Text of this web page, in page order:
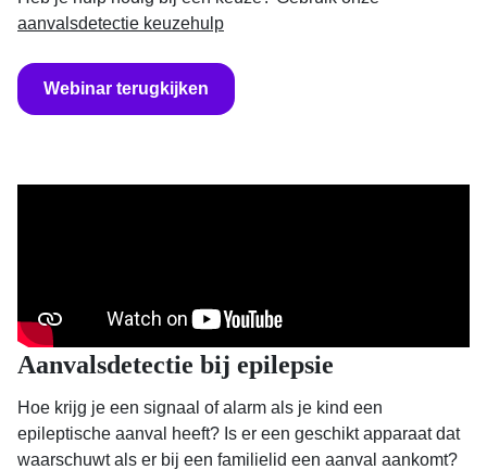
aanvalsdetectie keuzehulp
Webinar terugkijken
Aanvalsdetectie bij epilepsie
Hoe krijg je een signaal of alarm als je kind een
epileptische aanval heeft? Is er een geschikt apparaat dat
waarschuwt als er bij een familielid een aanval aankomt?